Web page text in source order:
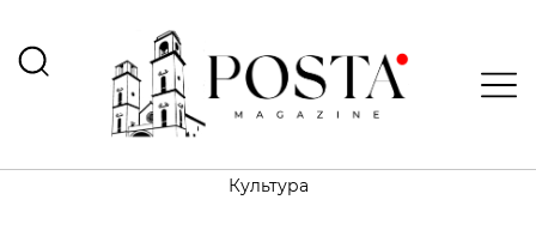
Культура